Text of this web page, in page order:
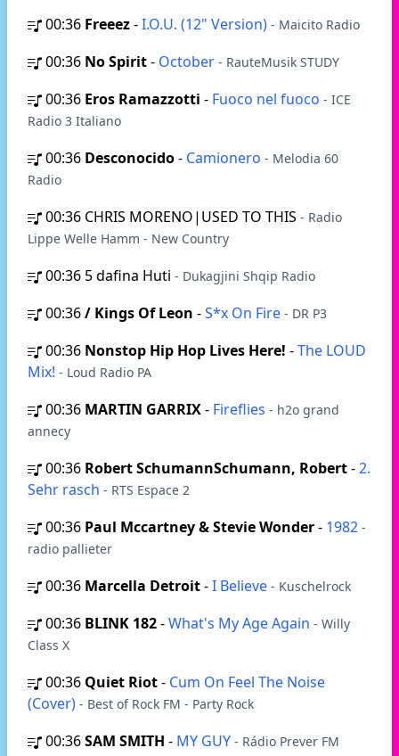
00:36 Freeez-I.O.U. (12" Version) - Maicito Radio
00:36 No Spirit- October - RauteMusik STUDY
00:36 Eros Ramazzotti - Fuoco nel fuoco - ICE
Radio 3 Italiano
00:36 Desconocido- Camionero - Melodia 60
Radio
00:36 CHRIS MORENO|USED TO THIS - Radio
Lippe Welle Hamm - New Country
00:36 5 dafina Huti - Dukagjini Shqip Radio
00:36/ Kings Of Leon -S*x On Fire - DR P3
00:36 Nonstop Hip Hop Lives Here! -The LOUD
Mix! - Loud Radio PA
00:36 MARTIN GARRIX- Fireflies - h2o grand
annecy
00:36 Robert SchumannSchumann, Robert-2.
Sehr rasch - RTS Espace 2
00:36 Paul Mccartney & Stevie Wonder- 1982 -
radio pallieter
00:36 Marcella Detroit-I Believe - Kuschelrock
00:36 BLINK 182-What's My Age Again - Willy
Class X
00:36 Quiet Riot- Cum On Feel The Noise
(Cover) - Best of Rock FM - Party Rock
00:36SAM SMITH - MY GUY - Rádio Prever FM